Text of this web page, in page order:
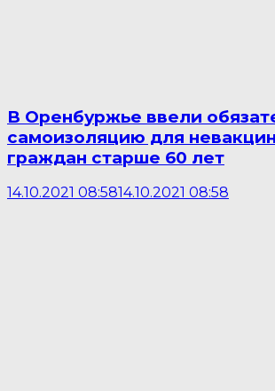
В Оренбуржье ввели
самоизоляцию для
граждан старше 60 лет
14.10.2021 08:5814.10.2021 08:58